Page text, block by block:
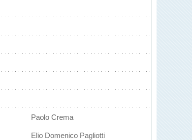
Paolo Crema
Elio Domenico Pagliotti